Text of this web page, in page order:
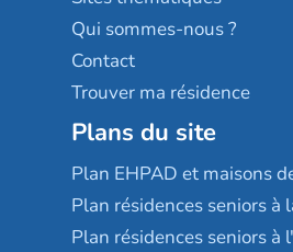
Qui sommes-nous ?
Contact
Trouver ma résidence
Plans du site
Plan EHPAD et maisons
Plan résidences seniors à
Plan résidences seniors à